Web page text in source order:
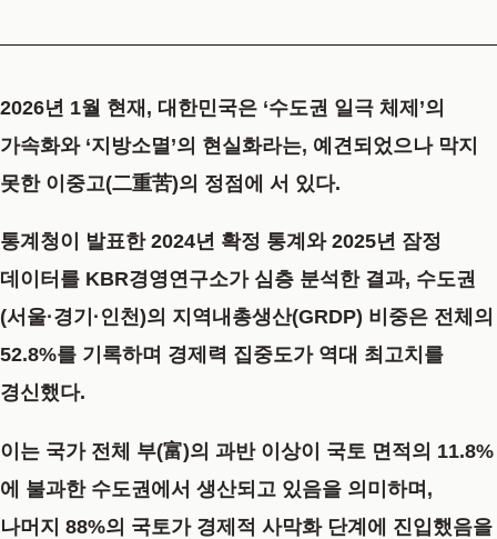
2026년 1월 현재, 대한민국은 ‘수도권 일극 체제’의
가속화와 ‘지방소멸’의 현실화라는, 예견되었으나 막지
못한 이중고(二重苦)의 정점에 서 있다.
통계청이 발표한 2024년 확정 통계와 2025년 잠정
데이터를 KBR경영연구소가 심층 분석한 결과, 수도권
(서울·경기·인천)의 지역내총생산(GRDP) 비중은 전체의
52.8%를 기록하며 경제력 집중도가 역대 최고치를
경신했다.
이는 국가 전체 부(富)의 과반 이상이 국토 면적의 11.8%
에 불과한 수도권에서 생산되고 있음을 의미하며,
나머지 88%의 국토가 경제적 사막화 단계에 진입했음을